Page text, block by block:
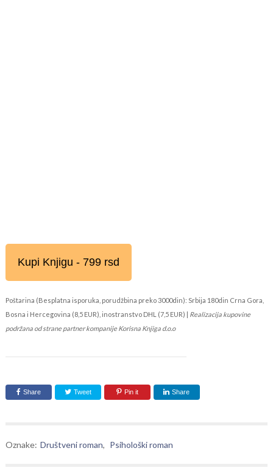
Kupi Knjigu - 799 rsd
Poštarina (Besplatna isporuka, porudžbina preko 3000din): Srbija 180din Crna Gora,
Bosna i Hercegovina (8,5 EUR), inostranstvo DHL (7,5 EUR) | Realizacija kupovine
podržana od strane partner kompanije Korisna Knjiga d.o.o
Share Tweet Pin it Share
Oznake: Društveni roman, Psihološki roman